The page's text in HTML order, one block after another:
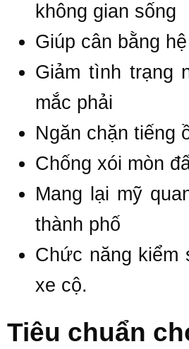
không gian sống
Giúp cân bằng
Giảm tình trạng
mắc phải
Ngăn chặn tiếng
Chống xói mòn
Mang lại mỹ
thành phố
Chức năng kiểm
xe cộ.
Tiêu chuẩn